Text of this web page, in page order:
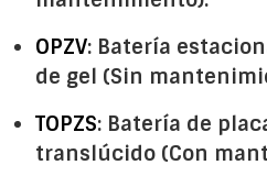
OPZV: Batería
de gel (Sin
TOPZS: Batería de
translúcido (Con